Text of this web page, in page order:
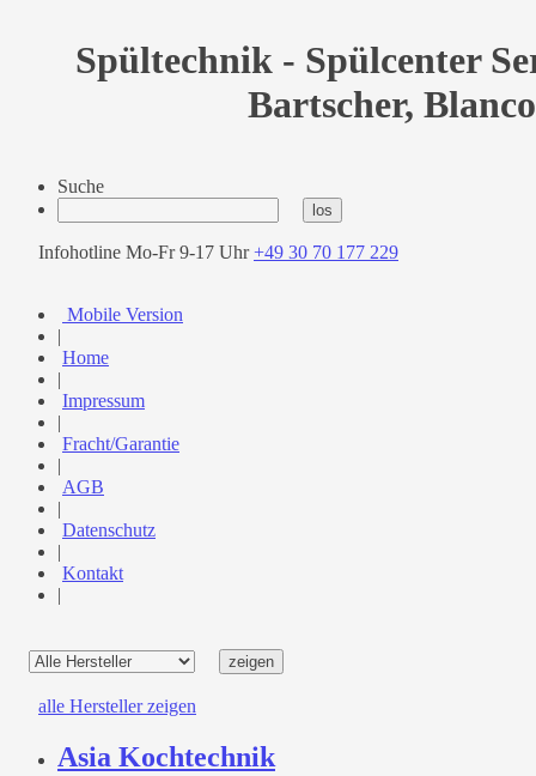
Spültechnik - Spülcenter
Bartscher, Blanco
Suche
Infohotline Mo-Fr 9-17 Uhr+49 30 70 177 229
Mobile Version
|
Home
|
Impressum
|
Fracht/Garantie
|
AGB
|
Datenschutz
|
Kontakt
|
alle Hersteller zeigen
Asia Kochtechnik